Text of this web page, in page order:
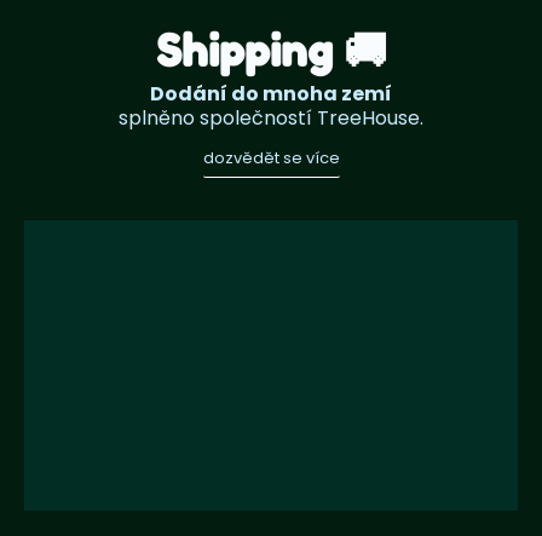
Shipping 🚚
Dodání do mnoha zemí
splněno společností TreeHouse.
dozvědět se více